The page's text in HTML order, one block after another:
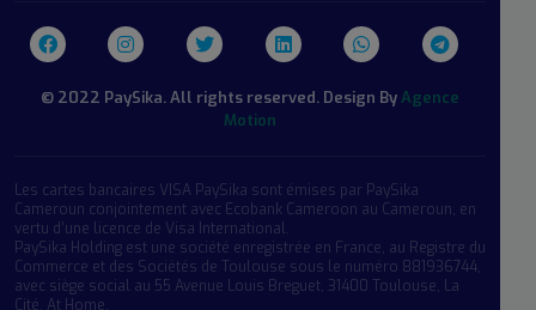
© 2022 PaySika. All rights reserved. Design ByAgence
Motion
Les cartes bancaires VISA PaySika sont émises par PaySika
Cameroun conjointement avec Ecobank Cameroon au Cameroun, en
vertu d’une licence de Visa International.
PaySika Holding est une société enregistrée en France, au Registre du
Commerce et des Sociétés de Toulouse sous le numéro 881936744,
avec siège social au 55 Avenue Louis Breguet, 31400 Toulouse, La
Cité, At Home.